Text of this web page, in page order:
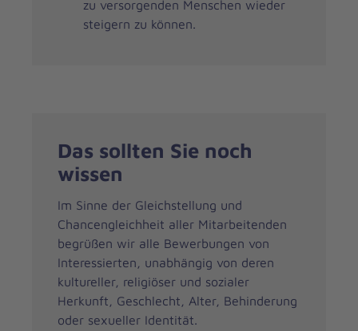
zu versorgenden Menschen wieder
steigern zu können.
Das sollten Sie noch
wissen
Im Sinne der Gleichstellung und
Chancengleichheit aller Mitarbeitenden
begrüßen wir alle Bewerbungen von
Interessierten, unabhängig von deren
kultureller, religiöser und sozialer
Herkunft, Geschlecht, Alter, Behinderung
oder sexueller Identität.